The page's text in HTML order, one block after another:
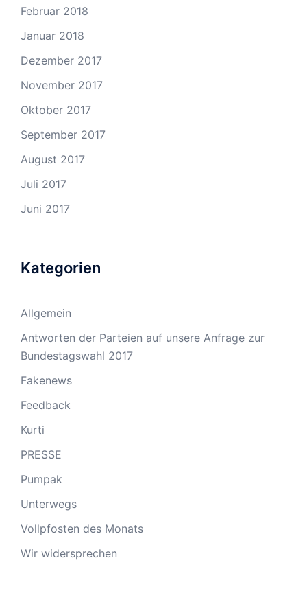
Februar 2018
Januar 2018
Dezember 2017
November 2017
Oktober 2017
September 2017
August 2017
Juli 2017
Juni 2017
Kategorien
Allgemein
Antworten der Parteien auf unsere Anfrage zur
Bundestagswahl 2017
Fakenews
Feedback
Kurti
PRESSE
Pumpak
Unterwegs
Vollpfosten des Monats
Wir widersprechen